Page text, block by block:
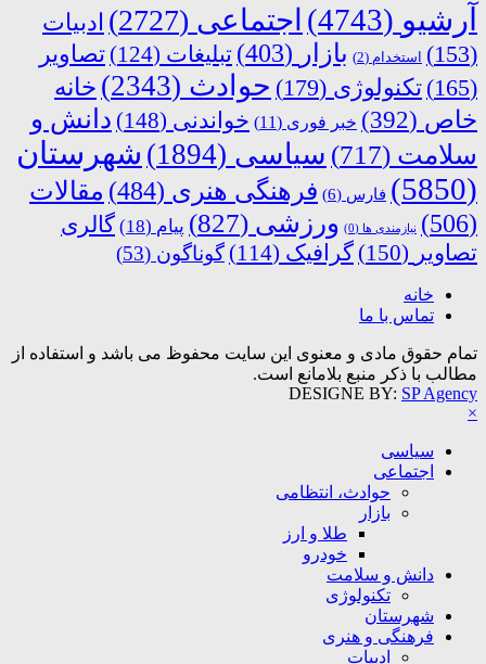
آرشیو (4743) اجتماعی (2727)
ادبیات
(153)
استخدام (2) بازار (403) تبلیغات (124)
تصاویر
(165)
تکنولوژی (179) حوادث (2343)
خانه
خاص (392) خبر فوری (11) خواندنی (148)
دانش و
سلامت (717) سیاسی (1894)
شهرستان
(5850)
فارس (6) فرهنگی هنری (484)
مقالات
(506)
نیازمندی ها (0) ورزشی (827) پیام (18)
گالری
تصاویر (150) گرافیک (114) گوناگون (53)
خانه
تماس با ما
تمام حقوق مادی و معنوی این سایت محفوظ می باشد و استفاده از
مطالب با ذکر منبع بلامانع است.
DESIGNE BY: SP Agency
×
سیاسی
اجتماعی
حوادث، انتظامی
بازار
طلا و ارز
خودرو
دانش و سلامت
تکنولوژی
شهرستان
فرهنگی و هنری
ادبیات